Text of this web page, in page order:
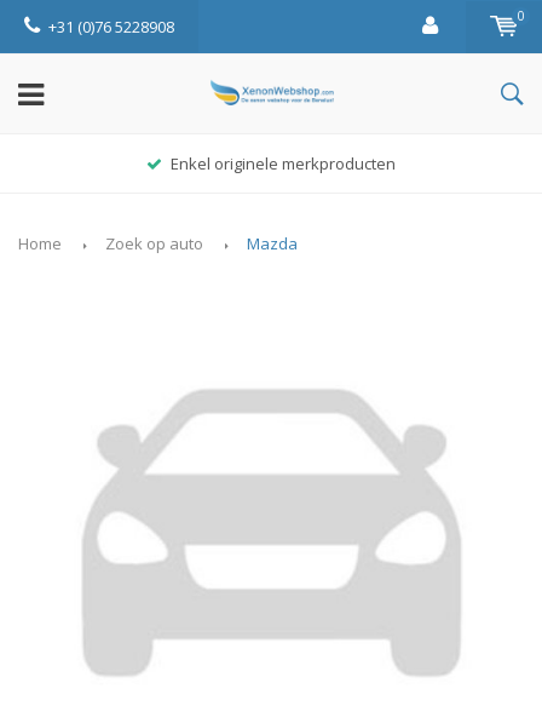
+31 (0)76 5228908 0
Enkel originele merkproducten
Home Zoek op auto Mazda